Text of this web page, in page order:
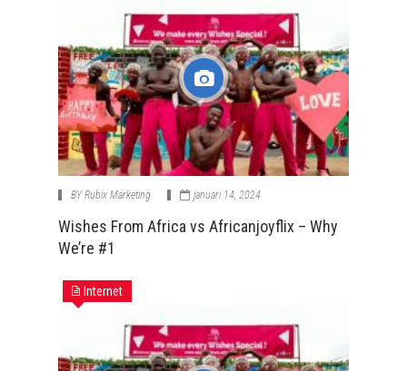
BYRubix Marketing januari 14, 2024
Wishes From Africa vs Africanjoyflix – Why
We’re #1
Internet